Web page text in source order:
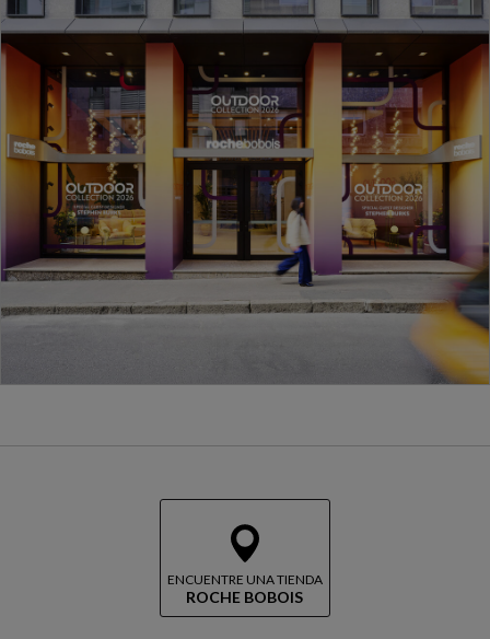
ENCUENTRE UNA TIENDA
ROCHE BOBOIS